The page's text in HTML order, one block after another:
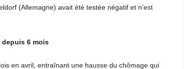
(Allemagne) avait été testée négatif et n’est
6 mois
en avril, entraînant une hausse du chômage qui